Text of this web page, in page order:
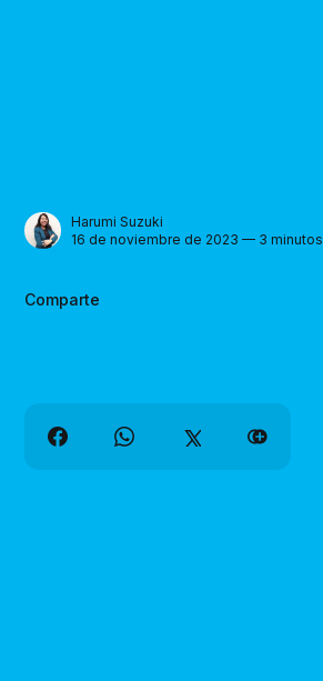
Harumi Suzuki
16 de noviembre de 2023 — 3 minutos
Comparte